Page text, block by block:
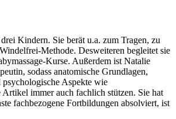
Kindern. Sie berät u.a. zum Tragen, zu
Methode. Desweiteren begleitet sie
Kurse. Außerdem ist Natalie
sodass anatomische Grundlagen,
Aspekte wie
immer auch fachlich stützen. Sie hat
fachbezogene Fortbildungen absolviert, ist